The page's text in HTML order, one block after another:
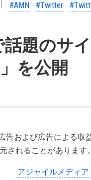
#AMN #Twitter
話題のサ
を公開
告および広告による収
されることがあります。
アジャイルメディ